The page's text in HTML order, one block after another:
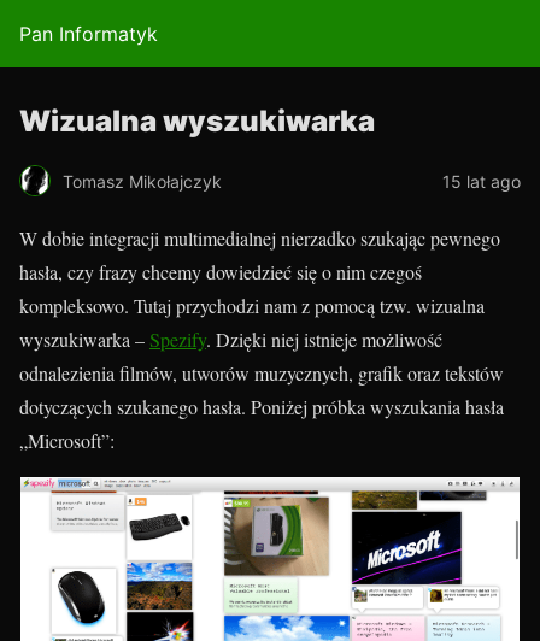
Pan Informatyk
Wizualna wyszukiwarka
Tomasz Mikołajczyk 15 lat ago
W dobie integracji multimedialnej nierzadko szukając pewnego
hasła, czy frazy chcemy dowiedzieć się o nim czegoś
kompleksowo. Tutaj przychodzi nam z pomocą tzw. wizualna
wyszukiwarka –Spezify. Dzięki niej istnieje możliwość
odnalezienia filmów, utworów muzycznych, grafik oraz tekstów
dotyczących szukanego hasła. Poniżej próbka wyszukania hasła
„Microsoft”: